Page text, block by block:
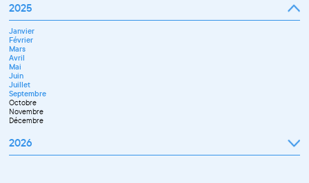
2025
Janvier
Février
Mars
Avril
Mai
Juin
Juillet
Septembre
Octobre
Novembre
Décembre
2026